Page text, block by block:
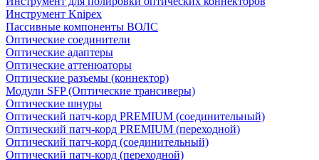
Инструмент Knipex
Пассивные компоненты ВОЛС
Оптические соединители
Оптические адаптеры
Оптические аттенюаторы
Оптические разъемы (коннектор)
Модули SFP (Оптические трансиверы)
Оптические шнуры
Оптический патч-корд PREMIUM (соединительный)
Оптический патч-корд PREMIUM (переходной)
Оптический патч-корд (соединительный)
Оптический патч-корд (переходной)